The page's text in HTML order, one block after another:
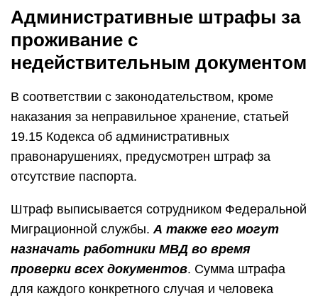
Административные штрафы за
проживание с
недействительным документом
В соответствии с законодательством, кроме
наказания за неправильное хранение, статьей
19.15 Кодекса об административных
правонарушениях, предусмотрен штраф за
отсутствие паспорта.
Штраф выписывается сотрудником Федеральной
Миграционной службы.А также его могут
назначать работники МВД во время
проверки всех документов. Сумма штрафа
для каждого конкретного случая и человека